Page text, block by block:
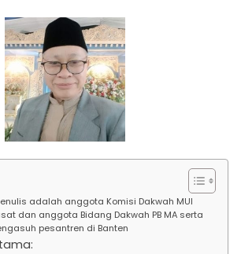
adalah anggota Komisi Dakwah MUI
dan anggota Bidang Dakwah PB MA serta
pesantren di Banten